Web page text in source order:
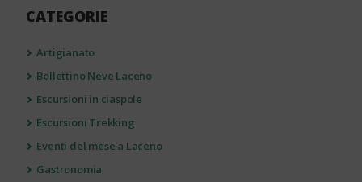
CATEGORIE
Artigianato
Bollettino Neve Laceno
Escursioni in ciaspole
Escursioni Trekking
Eventi del mese a Laceno
Gastronomia